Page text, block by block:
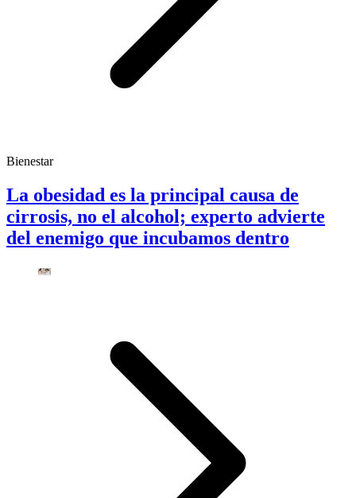
Bienestar
La obesidad es la principal causa de
cirrosis, no el alcohol; experto advierte
del enemigo que incubamos dentro